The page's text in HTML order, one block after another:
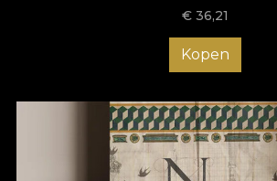
spektakel. We hebben ons voorgenomen
creëren als een visueel extravaganza, een
doorbreken. De overlappende texturen
ingewikkelde weven van elementen
diepte, waardoor je wordt geïntroduceerd
spektakel tot nu toe, een dat in beweging
telkens wanneer iemand stopt om het te
€ 36,21
Kopen